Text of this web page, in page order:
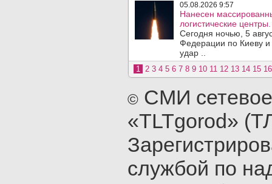
05.08.2026 9:57
Нанесен
логистические центры.
Сегодня ночью, 5
Федерации по Киеву и
удар ..
1 2 3 4 5 6 7 8 9 10 11 12 13 14 15 16
© СМИ
«TLTgorod»
службой по